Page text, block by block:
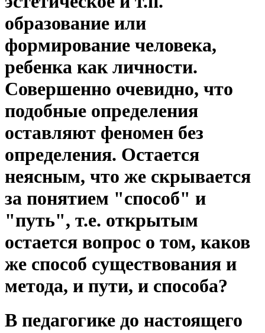
образование или
формирование человека,
ребенка как личности.
Совершенно очевидно, что
подобные определения
оставляют феномен без
определения. Остается
неясным, что же скрывается
за понятием "способ" и
"путь", т.е. открытым
остается вопрос о том, каков
же способ существования и
метода, и пути, и способа?
В педагогике до настоящего